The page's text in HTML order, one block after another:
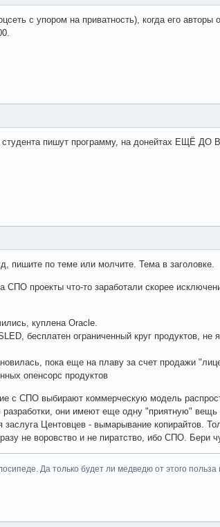
с упором на приватность), когда его авторы
студента пишут программу, на донейтах ЕЩЁ
пишите по теме или молчите. Тема в заголовке.
СПО проекты что-то заработали скорее
куплена Oracle.
бесплатен ограниченный круг продуктов,
пока еще на плаву за счет продажи
опенсорс продуктов
с СПО выбирают коммерческую модель
они имеют еще одну "приятную"
Центовцев - вымарывание копирайтов.
не воровство и не пиратство, ибо СПО. Бери
Да только будет ли медведю от этого польза